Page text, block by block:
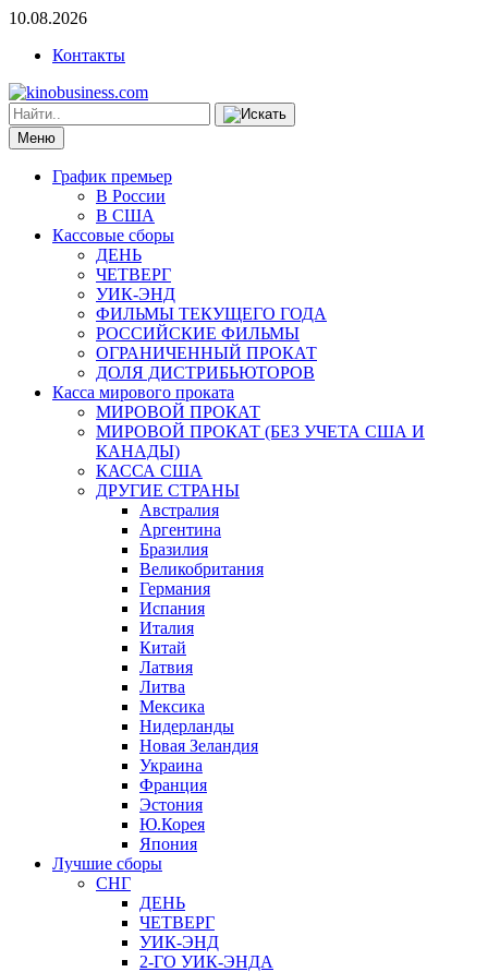
10.08.2026
Контакты
Меню
График премьер
В России
В США
Кассовые сборы
ДЕНЬ
ЧЕТВЕРГ
УИК-ЭНД
ФИЛЬМЫ ТЕКУЩЕГО ГОДА
РОССИЙСКИЕ ФИЛЬМЫ
ОГРАНИЧЕННЫЙ ПРОКАТ
ДОЛЯ ДИСТРИБЬЮТОРОВ
Касса мирового проката
МИРОВОЙ ПРОКАТ
МИРОВОЙ ПРОКАТ (БЕЗ УЧЕТА США И
КАНАДЫ)
КАССА США
ДРУГИЕ СТРАНЫ
Австралия
Аргентина
Бразилия
Великобритания
Германия
Испания
Италия
Китай
Латвия
Литва
Мексика
Нидерланды
Новая Зеландия
Украина
Франция
Эстония
Ю.Корея
Япония
Лучшие сборы
СНГ
ДЕНЬ
ЧЕТВЕРГ
УИК-ЭНД
2-ГО УИК-ЭНДА